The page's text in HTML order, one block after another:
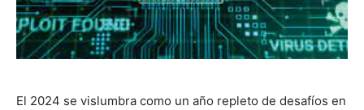
El 2024 se vislumbra como un año repleto de desafíos en